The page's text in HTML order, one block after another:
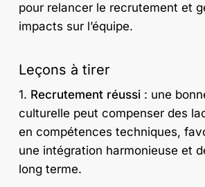
pour relancer le recrutement et
impacts sur l’équipe.
Leçons à tirer
1. Recrutement réussi: une
culturelle peut compenser des
en compétences techniques,
une intégration harmonieuse et
long terme.